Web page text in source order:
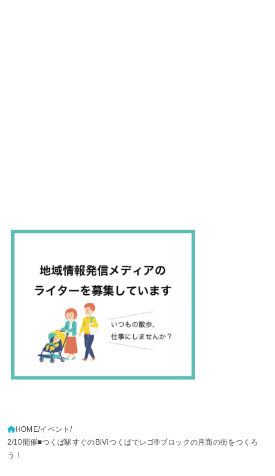
HOME イベント
2/10開催■つくば駅すぐのBiViつくばでレゴ®ブロックの月面の街をつくろ
う！